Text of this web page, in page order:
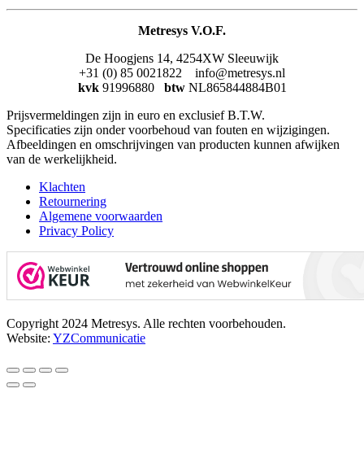
Metresys V.O.F.
De Hoogjens 14, 4254XW Sleeuwijk
+31 (0) 85 0021822 info@metresys.nl
kvk 91996880 btw NL865844884B01
Prijsvermeldingen zijn in euro en exclusief B.T.W.
Specificaties zijn onder voorbehoud van fouten en wijzigingen.
Afbeeldingen en omschrijvingen van producten kunnen afwijken
van de werkelijkheid.
Klachten
Retournering
Algemene voorwaarden
Privacy Policy
Copyright 2024 Metresys. Alle rechten voorbehouden.
Website: YZCommunicatie